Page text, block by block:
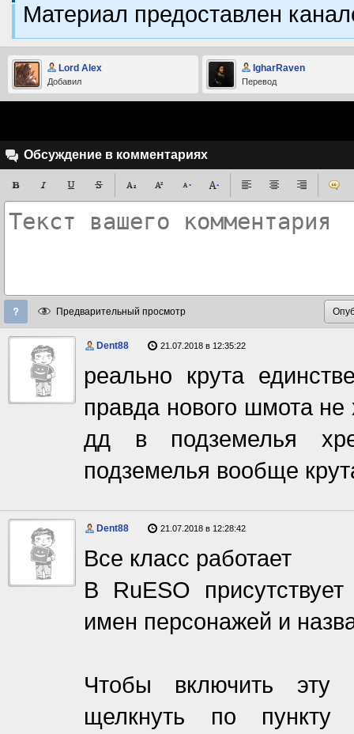
Материал предоставлен
Lord Alex
Добавил
IgharRaven
Перевод
Обсуждение в комментариях
Предварительный просмотр
Dent88 21.07.2018 в 12:35:22
реально крута
правда нового шмота
дд в подземелья
подземелья вообще
Dent88 21.07.2018 в 12:28:42
Все класс работает
В RuESO
имен персонажей и
Чтобы включить эту
щелкнуть по